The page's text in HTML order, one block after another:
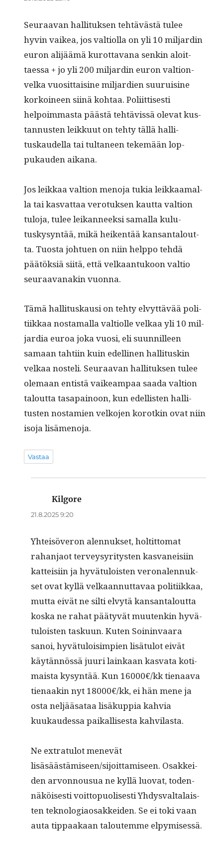
Seu­raa­van hal­li­tuk­sen tehtävästä tulee
hyvin vaikea, jos val­ti­ol­la on yli 10 mil­jardin
euron ali­jäämä kurot­ta­vana senkin aloit­
taes­sa + jo yli 200 mil­jardin euron val­tion­
vel­ka vuosit­tai­sine mil­jar­di­en suu­rui­sine
korkoi­neen siinä kohtaa. Poli­it­tis­es­ti
helpoim­mas­ta päästä tehtävis­sä ole­vat kus­
tan­nusten leikku­ut on tehty täl­lä hal­li­
tuskaudel­la tai tul­ta­ne­en tekemään lop­
pukau­den aikana.
Jos leikkaa val­tion meno­ja tukia leikkaa­mal­
la tai kas­vat­taa vero­tuk­sen kaut­ta val­tion
tulo­ja, tulee leikan­neek­si samal­la kulu­
tuskysyn­tää, mikä heiken­tää kansan­talout­
ta. Tuos­ta johtuen on niin help­po tehdä
päätök­siä siitä, että velka­an­tukoon val­tio
seu­raa­vanakin vuonna.
Tämä hal­li­tuskausi on tehty elvyt­tävää poli­
ti­ikkaa nos­ta­mal­la val­ti­olle velkaa yli 10 mil­
jar­dia euroa joka vuosi, eli suun­nilleen
samaan tahti­in kuin edelli­nen hal­li­tuskin
velkaa nos­teli. Seu­raa­van hal­li­tuk­sen tulee
ole­maan entistä vaikeam­paa saa­da val­tion
talout­ta tas­apain­oon, kun edel­lis­ten hal­li­
tusten nos­tamien velko­jen korotkin ovat niin
iso­ja lisämenoja.
Vastaa
Kilgore
21.8.2025 9:20
Yhteisöveron alen­nuk­set, holtit­tomat
rahan­jaot ter­veysyri­tys­ten kas­vaneisi­in
kat­teisi­in ja hyvä­tu­lois­t­en veronalen­nuk­
set ovat kyl­lä velka­an­nut­tavaa poli­ti­ikkaa,
mut­ta eivät ne silti elvytä kansan­talout­ta
kos­ka ne rahat pää­tyvät muutenkin hyvä­
tu­lois­t­en tasku­un. Kuten Soin­in­vaara
sanoi, hyvä­tu­loisimpi­en lisä­tu­lot eivät
käytän­nössä juuri lainkaan kas­va­ta koti­
maista kysyn­tää. Kun 16000€/kk tien­aa­va
tien­aakin nyt 18000€/kk, ei hän mene ja
osta neljääsa­taa lisäkup­pia kahvia
kuukaudessa paikallis­es­ta kahvilasta.
Ne extrat­u­lot menevät
lisäsäästämiseen/sijoittamiseen. Osakkei­
den arvon­nousua ne kyl­lä luo­vat, toden­
näköis­es­ti voit­top­uolis­es­ti Yhdys­val­ta­lais­
ten teknolo­giaosakkei­den. Se ei toki vaan
auta tip­paakaan taloutemme elpymisessä.